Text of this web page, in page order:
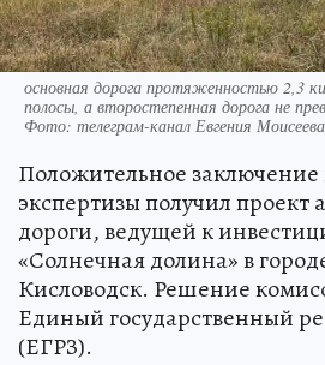
основная дорога протяженностью 2,3
полосы, а второстепенная дорога не
Фото: телеграм-канал Евгения Моисеева
Положительное заключение
экспертизы получил проект
дороги, ведущей к
«Солнечная долина» в
Кисловодск. Решение
Единый государственный
(ЕГРЗ).